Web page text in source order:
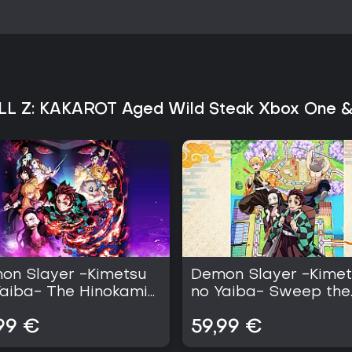
storygetriebene Abenteuer
Z: KAKAROT Aged Wild Steak Xbox One
Slayer -Kimetsu
The Hinokami
€
Demon Slayer -
no Yaiba- Sweep the
59,99 €